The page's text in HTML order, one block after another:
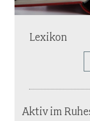
Lexikon
Aktiv im